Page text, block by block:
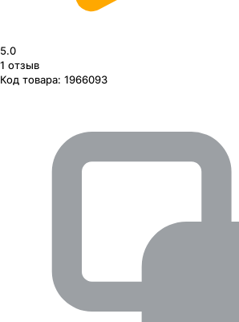
5.0
1 отзыв
Код товара: 1966093